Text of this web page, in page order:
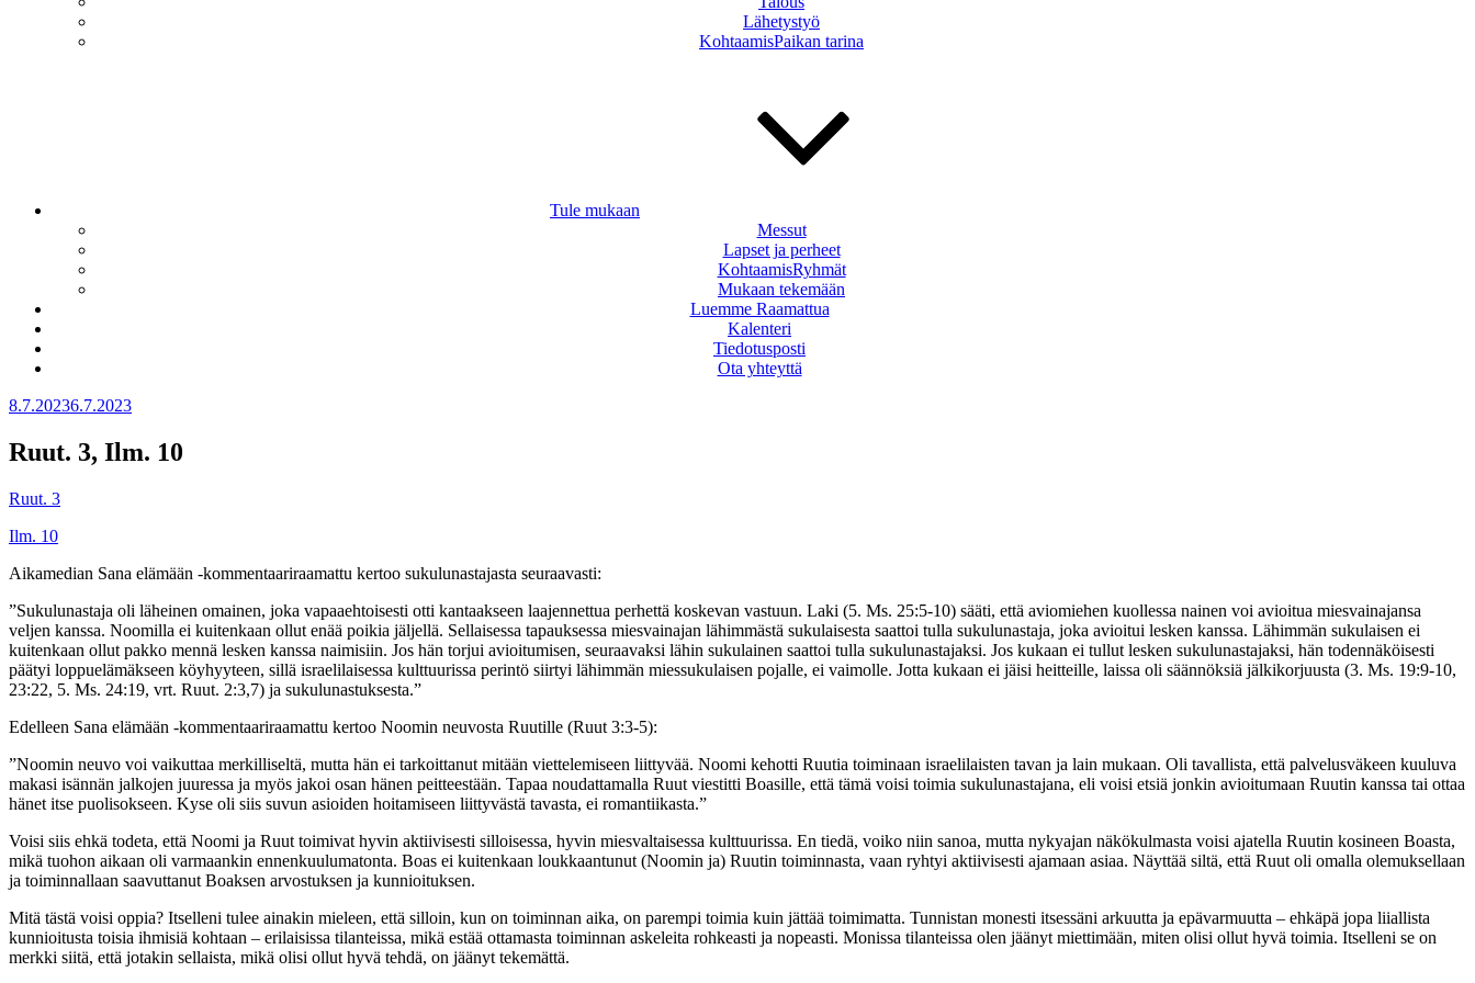
Lähetystyö
KohtaamisPaikan tarina
Tule mukaan
Messut
Lapset ja perheet
KohtaamisRyhmät
Mukaan tekemään
Luemme Raamattua
Kalenteri
Tiedotusposti
Ota yhteyttä
Julkaistu
8.7.20236.7.2023
Ruut. 3, Ilm. 10
Ruut. 3
Ilm. 10
Aikamedian Sana elämään -kommentaariraamattu kertoo sukulunastajasta seuraavasti:
”Sukulunastaja oli läheinen omainen, joka vapaaehtoisesti otti kantaakseen laajennettua perhettä koskevan vastuun. Laki (5. Ms. 25:5-10) sääti, että aviomiehen kuollessa nainen voi avioitua miesvainajansa
veljen kanssa. Noomilla ei kuitenkaan ollut enää poikia jäljellä. Sellaisessa tapauksessa miesvainajan lähimmästä sukulaisesta saattoi tulla sukulunastaja, joka avioitui lesken kanssa. Lähimmän sukulaisen ei
kuitenkaan ollut pakko mennä lesken kanssa naimisiin. Jos hän torjui avioitumisen, seuraavaksi lähin sukulainen saattoi tulla sukulunastajaksi. Jos kukaan ei tullut lesken sukulunastajaksi, hän todennäköisesti
päätyi loppuelämäkseen köyhyyteen, sillä israelilaisessa kulttuurissa perintö siirtyi lähimmän miessukulaisen pojalle, ei vaimolle. Jotta kukaan ei jäisi heitteille, laissa oli säännöksiä jälkikorjuusta (3. Ms. 19:9-10,
23:22, 5. Ms. 24:19, vrt. Ruut. 2:3,7) ja sukulunastuksesta.”
Edelleen Sana elämään -kommentaariraamattu kertoo Noomin neuvosta Ruutille (Ruut 3:3-5):
”Noomin neuvo voi vaikuttaa merkilliseltä, mutta hän ei tarkoittanut mitään viettelemiseen liittyvää. Noomi kehotti Ruutia toiminaan israelilaisten tavan ja lain mukaan. Oli tavallista, että palvelusväkeen kuuluva
makasi isännän jalkojen juuressa ja myös jakoi osan hänen peitteestään. Tapaa noudattamalla Ruut viestitti Boasille, että tämä voisi toimia sukulunastajana, eli voisi etsiä jonkin avioitumaan Ruutin kanssa tai ottaa
hänet itse puolisokseen. Kyse oli siis suvun asioiden hoitamiseen liittyvästä tavasta, ei romantiikasta.”
Voisi siis ehkä todeta, että Noomi ja Ruut toimivat hyvin aktiivisesti silloisessa, hyvin miesvaltaisessa kulttuurissa. En tiedä, voiko niin sanoa, mutta nykyajan näkökulmasta voisi ajatella Ruutin kosineen Boasta,
mikä tuohon aikaan oli varmaankin ennenkuulumatonta. Boas ei kuitenkaan loukkaantunut (Noomin ja) Ruutin toiminnasta, vaan ryhtyi aktiivisesti ajamaan asiaa. Näyttää siltä, että Ruut oli omalla olemuksellaan
ja toiminnallaan saavuttanut Boaksen arvostuksen ja kunnioituksen.
Mitä tästä voisi oppia? Itselleni tulee ainakin mieleen, että silloin, kun on toiminnan aika, on parempi toimia kuin jättää toimimatta. Tunnistan monesti itsessäni arkuutta ja epävarmuutta – ehkäpä jopa liiallista
kunnioitusta toisia ihmisiä kohtaan – erilaisissa tilanteissa, mikä estää ottamasta toiminnan askeleita rohkeasti ja nopeasti. Monissa tilanteissa olen jäänyt miettimään, miten olisi ollut hyvä toimia. Itselleni se on
merkki siitä, että jotakin sellaista, mikä olisi ollut hyvä tehdä, on jäänyt tekemättä.